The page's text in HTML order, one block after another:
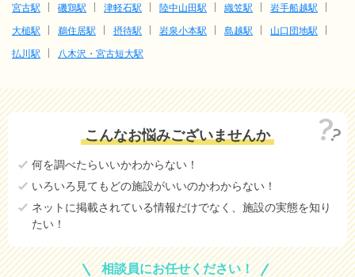
宮古駅
磯鶏駅 津軽石駅 陸中山田駅 織笠駅
岩手船越駅
大槌駅
鵜住居駅 摂待駅 岩泉小本駅 島越駅
山口団地駅
払川駅
八木沢・宮古短大駅
こんなお悩みございませんか
何を調べたらいいかわからない！
いろいろ見てもどの施設がいいのかわからない！
ネットに掲載されている情報だけでなく、施設の実態を知り
たい！
相談員にお任せください！